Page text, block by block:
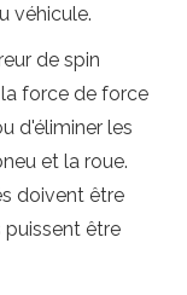
véhicule.
de spin
force de force
d'éliminer les
et la roue.
doivent être
puissent être